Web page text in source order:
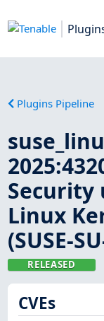
Plugins Pipeline
Security
Linux
(SUSE-
RELEASED
CVEs